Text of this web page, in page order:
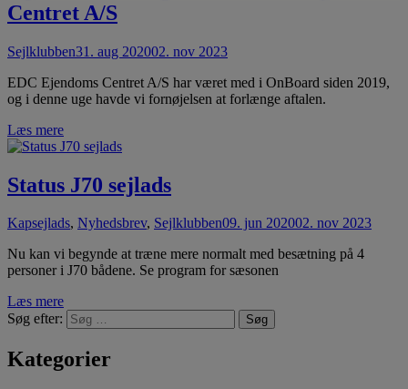
Centret A/S
Sejlklubben31. aug 202002. nov 2023
EDC Ejendoms Centret A/S har været med i OnBoard siden 2019,
og i denne uge havde vi fornøjelsen at forlænge aftalen.
Læs mere
Status J70 sejlads
Kapsejlads, Nyhedsbrev, Sejlklubben09. jun 202002. nov 2023
Nu kan vi begynde at træne mere normalt med besætning på 4
personer i J70 bådene. Se program for sæsonen
Læs mere
Søg efter:
Kategorier